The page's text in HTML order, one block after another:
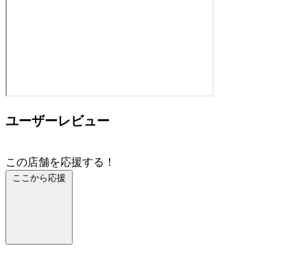
ユーザーレビュー
この店舗を応援する！
ここから応援